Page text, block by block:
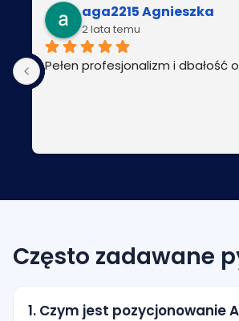
aga2215 Agnieszka
2 lata temu
Pełen profesjonalizm i dbałość
Często zadawane
1. Czym jest pozycjonowanie